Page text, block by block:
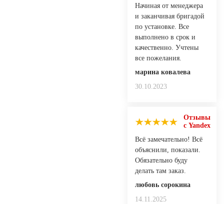
Начиная от менеджера
и заканчивая бригадой
по установке. Все
выполнено в срок и
качественно. Учтены
все пожелания.
марина ковалева
30.10.2023
Отзывы
с Yandex
Всё замечательно! Всё
объяснили, показали.
Обязательно буду
делать там заказ.
любовь сорокина
14.11.2025